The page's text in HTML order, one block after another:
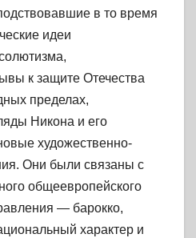
в то время
идеи
к защите Отечества
пределах,
Никона и его
художественно-
Они были связаны с
общеевропейского
— барокко,
характер и